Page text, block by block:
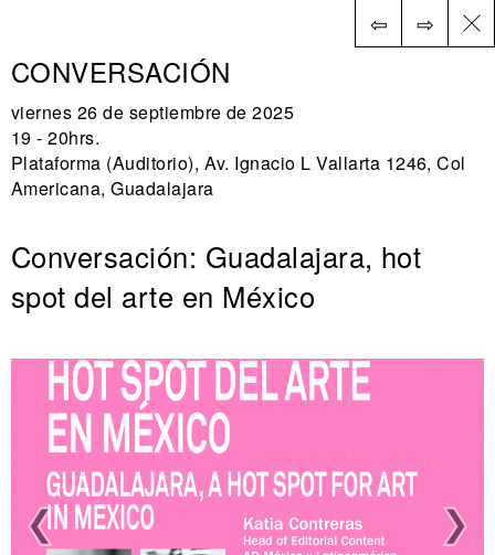
EN
⇦ ⇨
CONVERSACIÓN
viernes 26 de septiembre de 2025
19 - 20hrs.
Plataforma (Auditorio), Av. Ignacio L Vallarta 1246, Col
Americana, Guadalajara
Conversación: Guadalajara, hot
spot del arte en México